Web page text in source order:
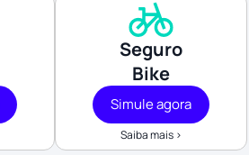
Seguro
Bike
Simule agora
Saiba mais >